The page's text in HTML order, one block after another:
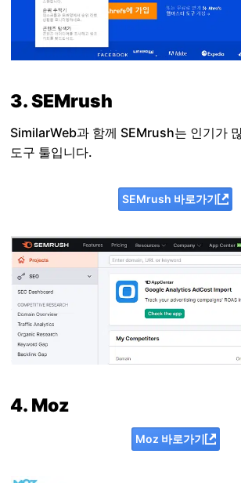
3. SEMrush
SimilarWeb과 함께 SEMrush는 인기가
도구 툴입니다.
SEMrush 바로가기
4. Moz
Moz 바로가기